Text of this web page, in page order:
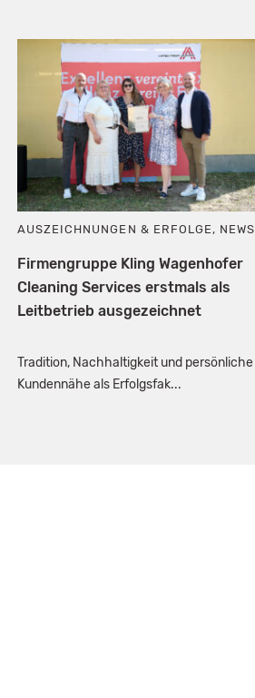
AUSZEICHNUNGEN & ERFOLGE , NEWS
Firmengruppe Kling Wagenhofer
Cleaning Services erstmals als
Leitbetrieb ausgezeichnet
Tradition, Nachhaltigkeit und persönliche
Kundennähe als Erfolgsfak...